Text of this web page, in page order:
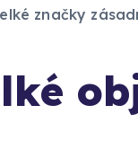
značky